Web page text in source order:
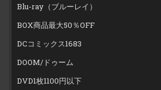
Blu-ray（ブルーレイ）
BOX商品最大50％OFF
DCコミックス1683
DOOM/ドゥーム
DVD1枚1100円以下